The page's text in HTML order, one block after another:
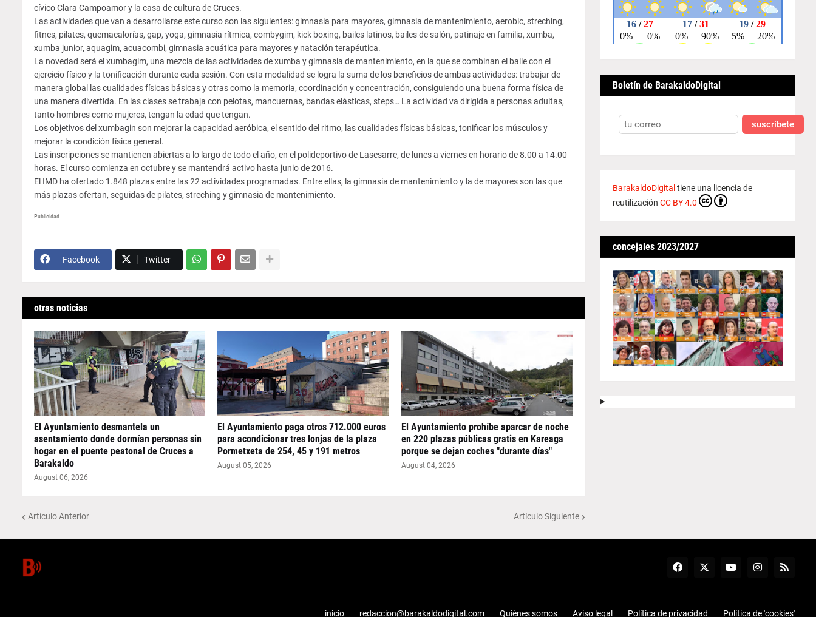
cívico Clara Campoamor y la casa de cultura de Cruces.
Las actividades que van a desarrollarse este curso son las siguientes: gimnasia para mayores, gimnasia de mantenimiento, aerobic, streching,
fitnes, pilates, quemacalorías, gap, yoga, gimnasia rítmica, combygim, kick boxing, bailes latinos, bailes de salón, patinaje en familia, xumba,
xumba junior, aquagim, acuacombi, gimnasia acuática para mayores y natación terapéutica.
La novedad será el xumbagim, una mezcla de las actividades de xumba y gimnasia de mantenimiento, en la que se combinan el baile con el
ejercicio físico y la tonificación durante cada sesión. Con esta modalidad se logra la suma de los beneficios de ambas actividades: trabajar de
manera global las cualidades físicas básicas y otras como la memoria, coordinación y concentración, consiguiendo una buena forma física de
una manera divertida. En las clases se trabaja con pelotas, mancuernas, bandas elásticas, steps… La actividad va dirigida a personas adultas,
tanto hombres como mujeres, tengan la edad que tengan.
Los objetivos del xumbagin son mejorar la capacidad aeróbica, el sentido del ritmo, las cualidades físicas básicas, tonificar los músculos y
mejorar la condición física general.
Las inscripciones se mantienen abiertas a lo largo de todo el año, en el polideportivo de Lasesarre, de lunes a viernes en horario de 8.00 a 14.00
horas. El curso comienza en octubre y se mantendrá activo hasta junio de 2016.
El IMD ha ofertado 1.848 plazas entre las 22 actividades programadas. Entre ellas, la gimnasia de mantenimiento y la de mayores son las que
más plazas ofertan, seguidas de pilates, streching y gimnasia de mantenimiento.
Publicidad
Facebook Twitter
otras noticias
El Ayuntamiento desmantela un
asentamiento donde dormían personas sin
hogar en el puente peatonal de Cruces a
Barakaldo
August 06, 2026
El Ayuntamiento paga otros 712.000 euros
para acondicionar tres lonjas de la plaza
Pormetxeta de 254, 45 y 191 metros
August 05, 2026
El Ayuntamiento prohíbe aparcar de noche
en 220 plazas públicas gratis en Kareaga
porque se dejan coches "durante días"
August 04, 2026
Artículo Anterior Artículo Siguiente
Boletín de BarakaldoDigital
suscríbete
BarakaldoDigital tiene una licencia de
reutilización CC BY 4.0
concejales 2023/2027
inicio redaccion@barakaldodigital.com Quiénes somos Aviso legal Política de privacidad Política de 'cookies'